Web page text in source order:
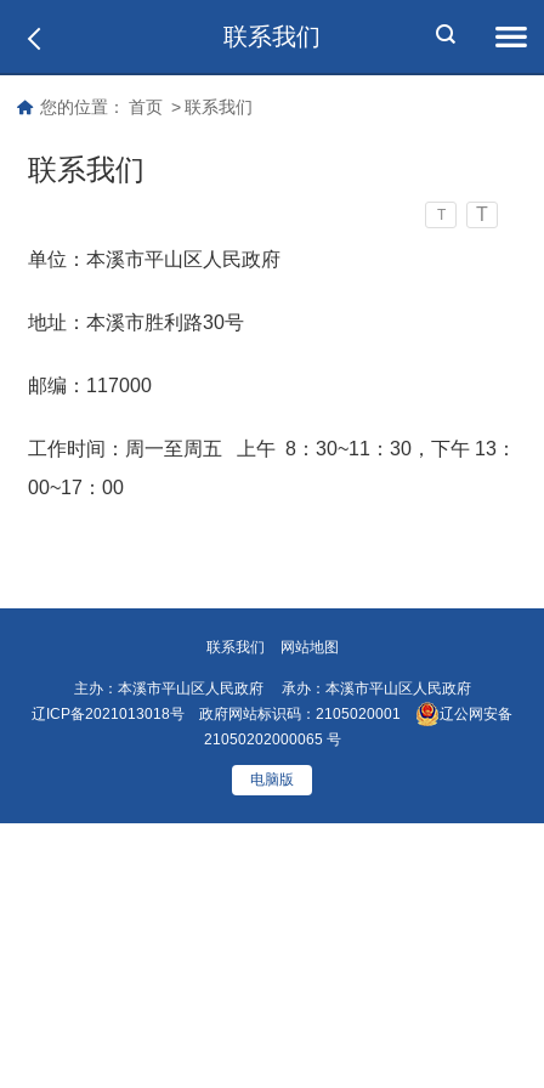
联系我们
您的位置： 首页 > 联系我们
联系我们
T T
单位：本溪市平山区人民政府
地址：本溪市胜利路30号
邮编：117000
工作时间：周一至周五 上午 8：30~11：30，下午 13：
00~17：00
联系我们 网站地图
主办：本溪市平山区人民政府 承办：本溪市平山区人民政府
辽ICP备2021013018号 政府网站标识码：2105020001
辽公网安备
21050202000065 号
电脑版